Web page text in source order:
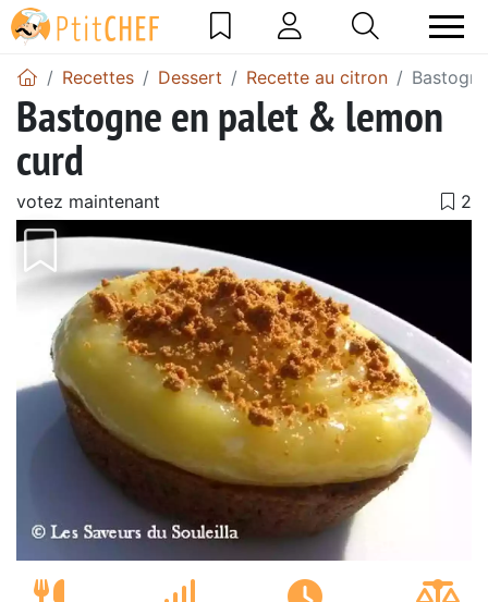
Recettes Dessert Recette au citron
Bastogne en palet & lemon
curd
votez maintenant